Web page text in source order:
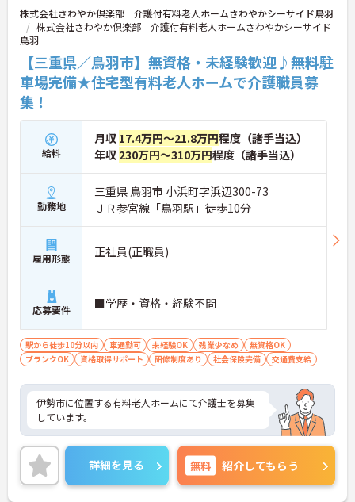
株式会社さわやか倶楽部 介護付有料老人ホームさわやかシーサイド鳥羽
株式会社さわやか倶楽部 介護付有料老人ホームさわやかシーサイド
鳥羽
【三重県／鳥羽市】無資格・未経験歓迎♪無料駐
車場完備★住宅型有料老人ホームで介護職員募
集！
給料
月収 17.4万円～21.8万円程度（諸手当込）
年収 230万円～310万円程度（諸手当込）
勤務地
三重県 鳥羽市 小浜町字浜辺300-73
ＪＲ参宮線「鳥羽駅」徒歩10分
雇用形態 正社員(正職員)
応募要件 ■学歴・資格・経験不問
駅から徒歩10分以内 車通勤可 未経験OK 残業少なめ
無資格OK
ブランクOK
資格取得サポート 研修制度あり 社会保険完備 交通費支給
伊勢市に位置する有料老人ホームにて介護士を募集
しています。
詳細を見る 無料 紹介してもらう